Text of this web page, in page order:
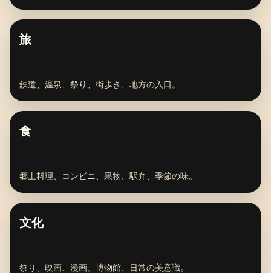
旅
鉄道、温泉、祭り、街歩き、地方の入口。
食
郷土料理、コンビニ、果物、駅弁、季節の味。
文化
祭り、映画、漫画、博物館、日常の美意識。